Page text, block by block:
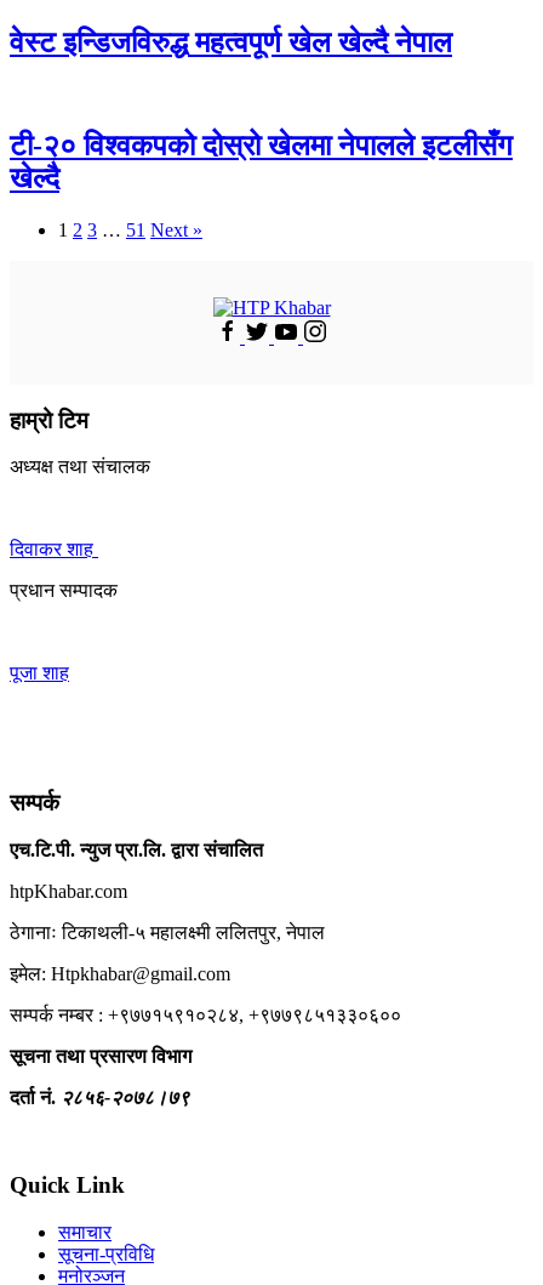
वेस्ट इन्डिजविरुद्ध महत्‍वपूर्ण खेल खेल्दै नेपाल
टी-२० विश्वकपको दोस्रो खेलमा नेपालले इटलीसँग
खेल्दै
1 2 3 … 51 Next »
हाम्रो टिम
अध्यक्ष तथा संचालक
दिवाकर शाह
प्रधान सम्पादक
पूजा शाह
सम्पर्क
एच.टि.पी. न्युज प्रा.लि. द्वारा संचालित
htpKhabar.com
ठेगानाः टिकाथली-५ महालक्ष्मी ललितपुर, नेपाल
इमेल: Htpkhabar@gmail.com
सम्पर्क नम्बर : +९७७१५९१०२८४, +९७७९८५१३३०६००
सूचना तथा प्रसारण विभाग
दर्ता नं. २८५६-२०७८।७९
Quick Link
समाचार
सूचना-प्रविधि
मनोरञ्जन